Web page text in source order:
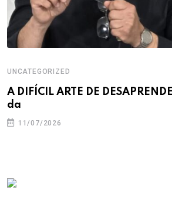
UNCATEGORIZED
A DIFÍCIL ARTE DE
da
11/07/2026